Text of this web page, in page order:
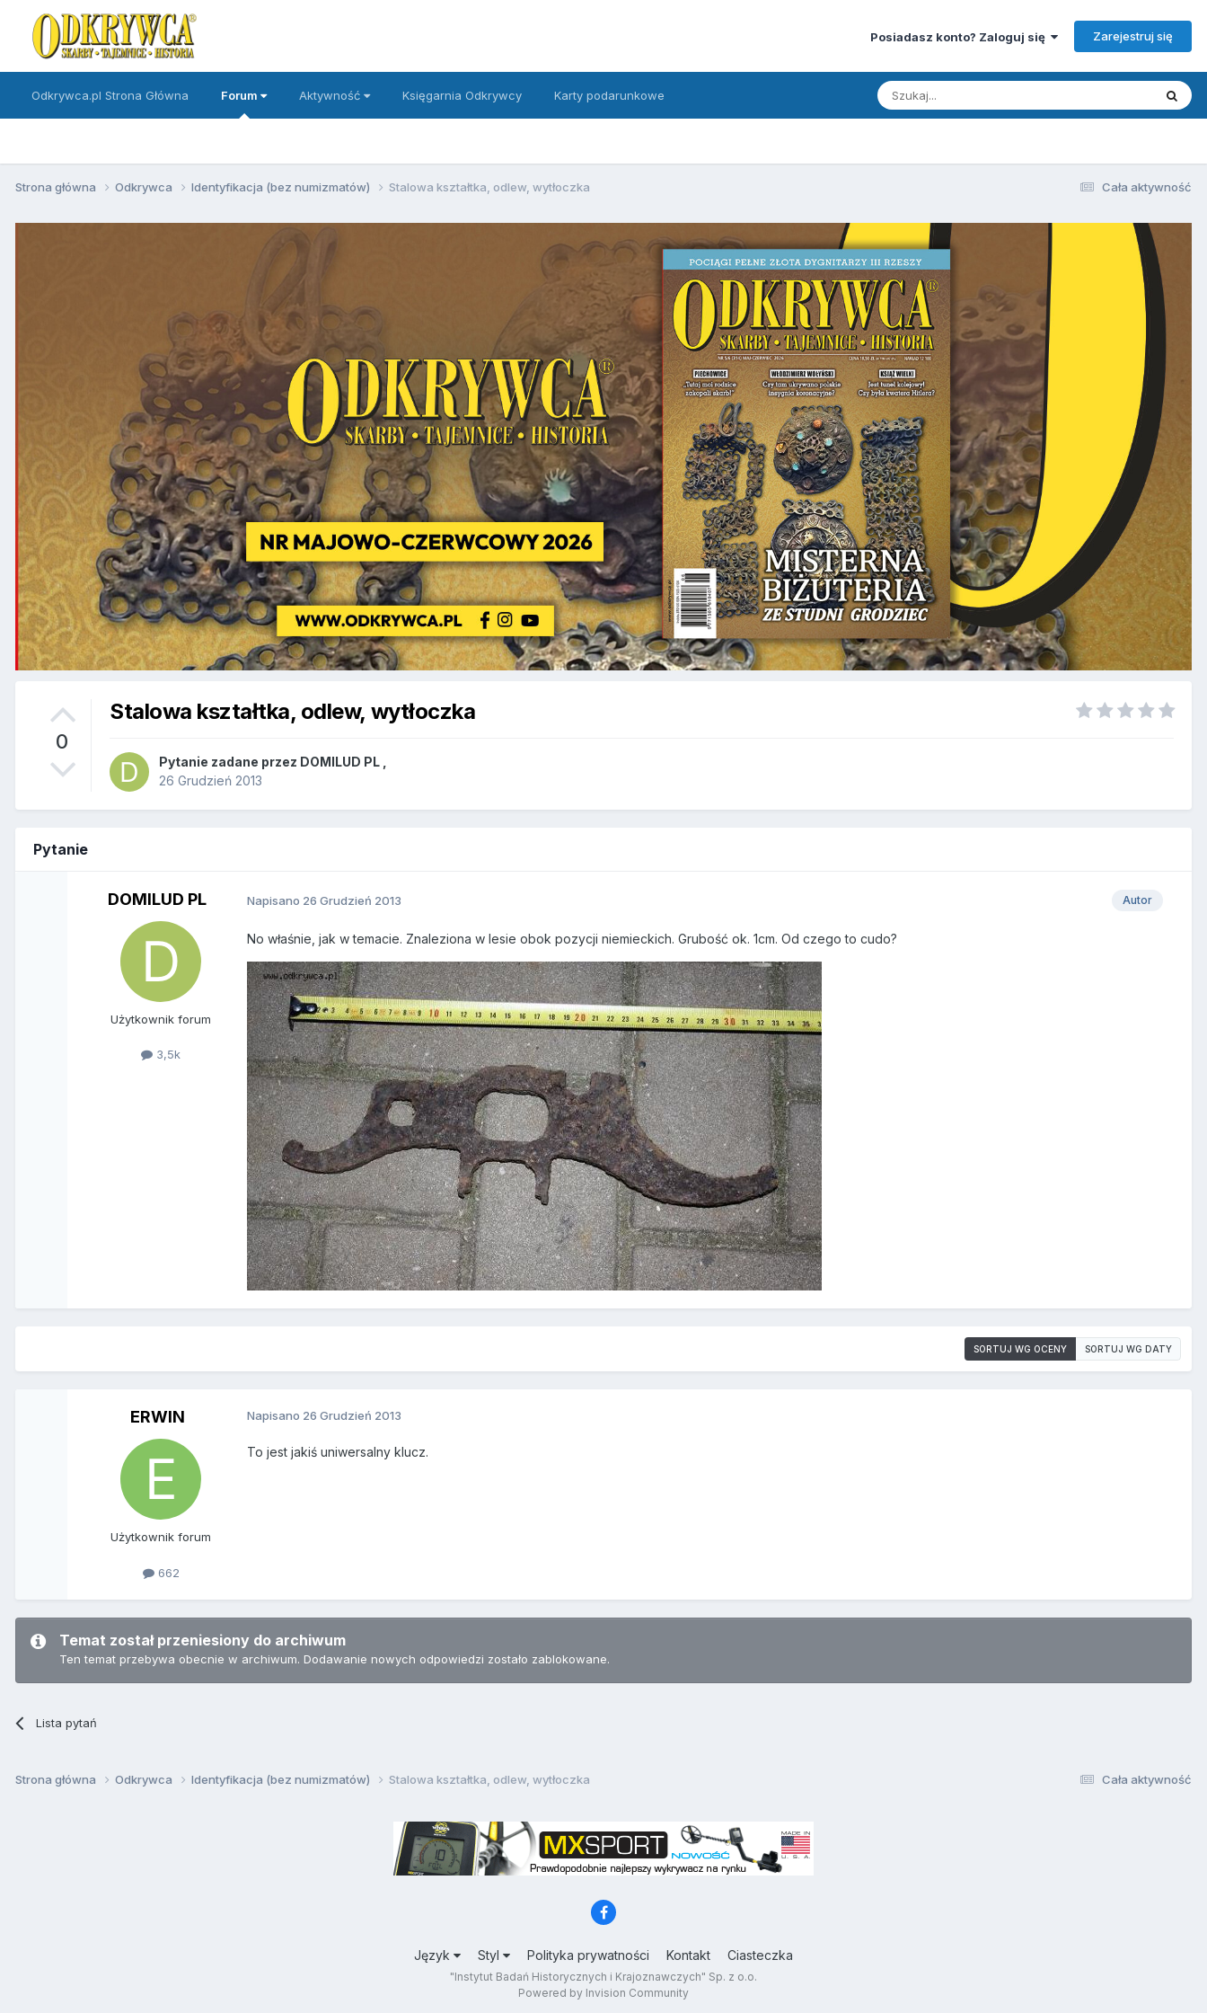
Posiadasz konto? Zaloguj się Zarejestruj się
Odkrywca.pl Strona Główna Forum Aktywność Księgarnia Odkrywcy Karty podarunkowe
Cała aktywność
Strona główna Odkrywca Identyfikacja (bez numizmatów) Stalowa kształtka, odlew, wytłoczka
0
Stalowa kształtka, odlew, wytłoczka
Pytanie zadane przez DOMILUD PL
26 Grudzień 2013
Pytanie
DOMILUD PL
Użytkownik forum
3,5k
Autor
Napisano 26 Grudzień 2013
No właśnie, jak w temacie. Znaleziona w lesie obok pozycji niemieckich. Grubość ok. 1cm. Od czego to cudo?
SORTUJ WG OCENY SORTUJ WG DATY
ERWIN
Użytkownik forum
662
Napisano 26 Grudzień 2013
To jest jakiś uniwersalny klucz.
Temat został przeniesiony do archiwum
Ten temat przebywa obecnie w archiwum. Dodawanie nowych odpowiedzi zostało zablokowane.
Lista pytań
Cała aktywność
Strona główna Odkrywca Identyfikacja (bez numizmatów) Stalowa kształtka, odlew, wytłoczka
Język Styl Polityka prywatności Kontakt Ciasteczka
"Instytut Badań Historycznych i Krajoznawczych" Sp. z o.o.
Powered by Invision Community